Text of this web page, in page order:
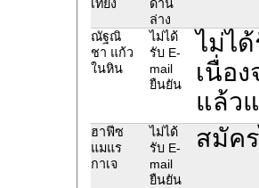
เที่ยง
ด้าน
ล่าง
ณัฐณิ
ชา แก้ว
ในหิน
ไม่ได้
รับ E-
mail
ยืนยัน
ไม่ไ
เนื่อ
แล้ว
ฮาฟีซ
แมแร
กาเจ
ไม่ได้
รับ E-
mail
ยืนยัน
สมัค